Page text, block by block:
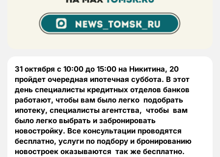
31 октября с 10:00 до 15:00 на Никитина, 20
пройдет очередная ипотечная суббота. В этот
день специалисты кредитных отделов банков
работают, чтобы вам было легко подобрать
ипотеку, специалисты агентства, чтобы вам
было легко выбрать и забронировать
новостройку. Все консультации проводятся
бесплатно, услуги по подбору и бронированию
новостроек оказываются так же бесплатно.